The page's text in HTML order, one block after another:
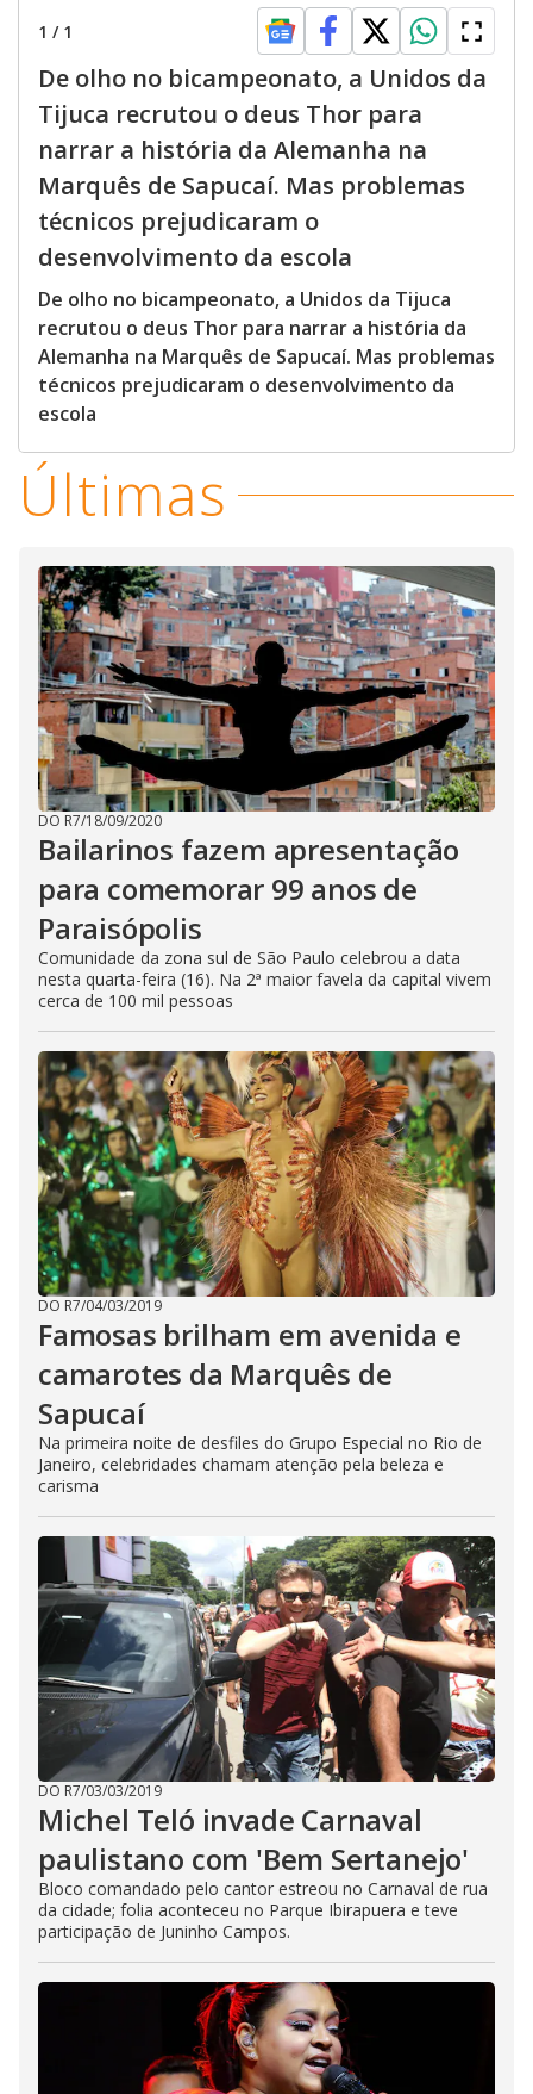
1 / 1
De olho no bicampeonato, a Unidos da
Tijuca recrutou o deus Thor para
narrar a história da Alemanha na
Marquês de Sapucaí. Mas problemas
técnicos prejudicaram o
desenvolvimento da escola
De olho no bicampeonato, a Unidos da Tijuca
recrutou o deus Thor para narrar a história da
Alemanha na Marquês de Sapucaí. Mas problemas
técnicos prejudicaram o desenvolvimento da
escola
Últimas
DO R7/18/09/2020
Bailarinos fazem apresentação
para comemorar 99 anos de
Paraisópolis
Comunidade da zona sul de São Paulo celebrou a data
nesta quarta-feira (16). Na 2ª maior favela da capital vivem
cerca de 100 mil pessoas
DO R7/04/03/2019
Famosas brilham em avenida e
camarotes da Marquês de
Sapucaí
Na primeira noite de desfiles do Grupo Especial no Rio de
Janeiro, celebridades chamam atenção pela beleza e
carisma
DO R7/03/03/2019
Michel Teló invade Carnaval
paulistano com 'Bem Sertanejo'
Bloco comandado pelo cantor estreou no Carnaval de rua
da cidade; folia aconteceu no Parque Ibirapuera e teve
participação de Juninho Campos.